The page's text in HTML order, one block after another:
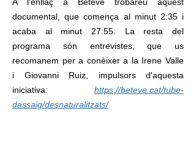
documental, que comença al minut 2:35 i
acaba al minut 27:55. La resta del
programa són entrevistes, que us
recomanem per a conèixer a la Irene Valle
i Giovanni Ruiz, impulsors d'aquesta
iniciativa:
https://beteve.cat/tube-
dassaig/desnaturalitzats/